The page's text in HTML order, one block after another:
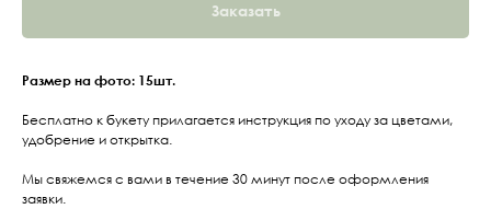
Заказать
Размер на фото: 15шт.
Бесплатно к букету прилагается инструкция по уходу за цветами,
удобрение и открытка.
Мы свяжемся с вами в течение 30 минут после оформления
заявки.